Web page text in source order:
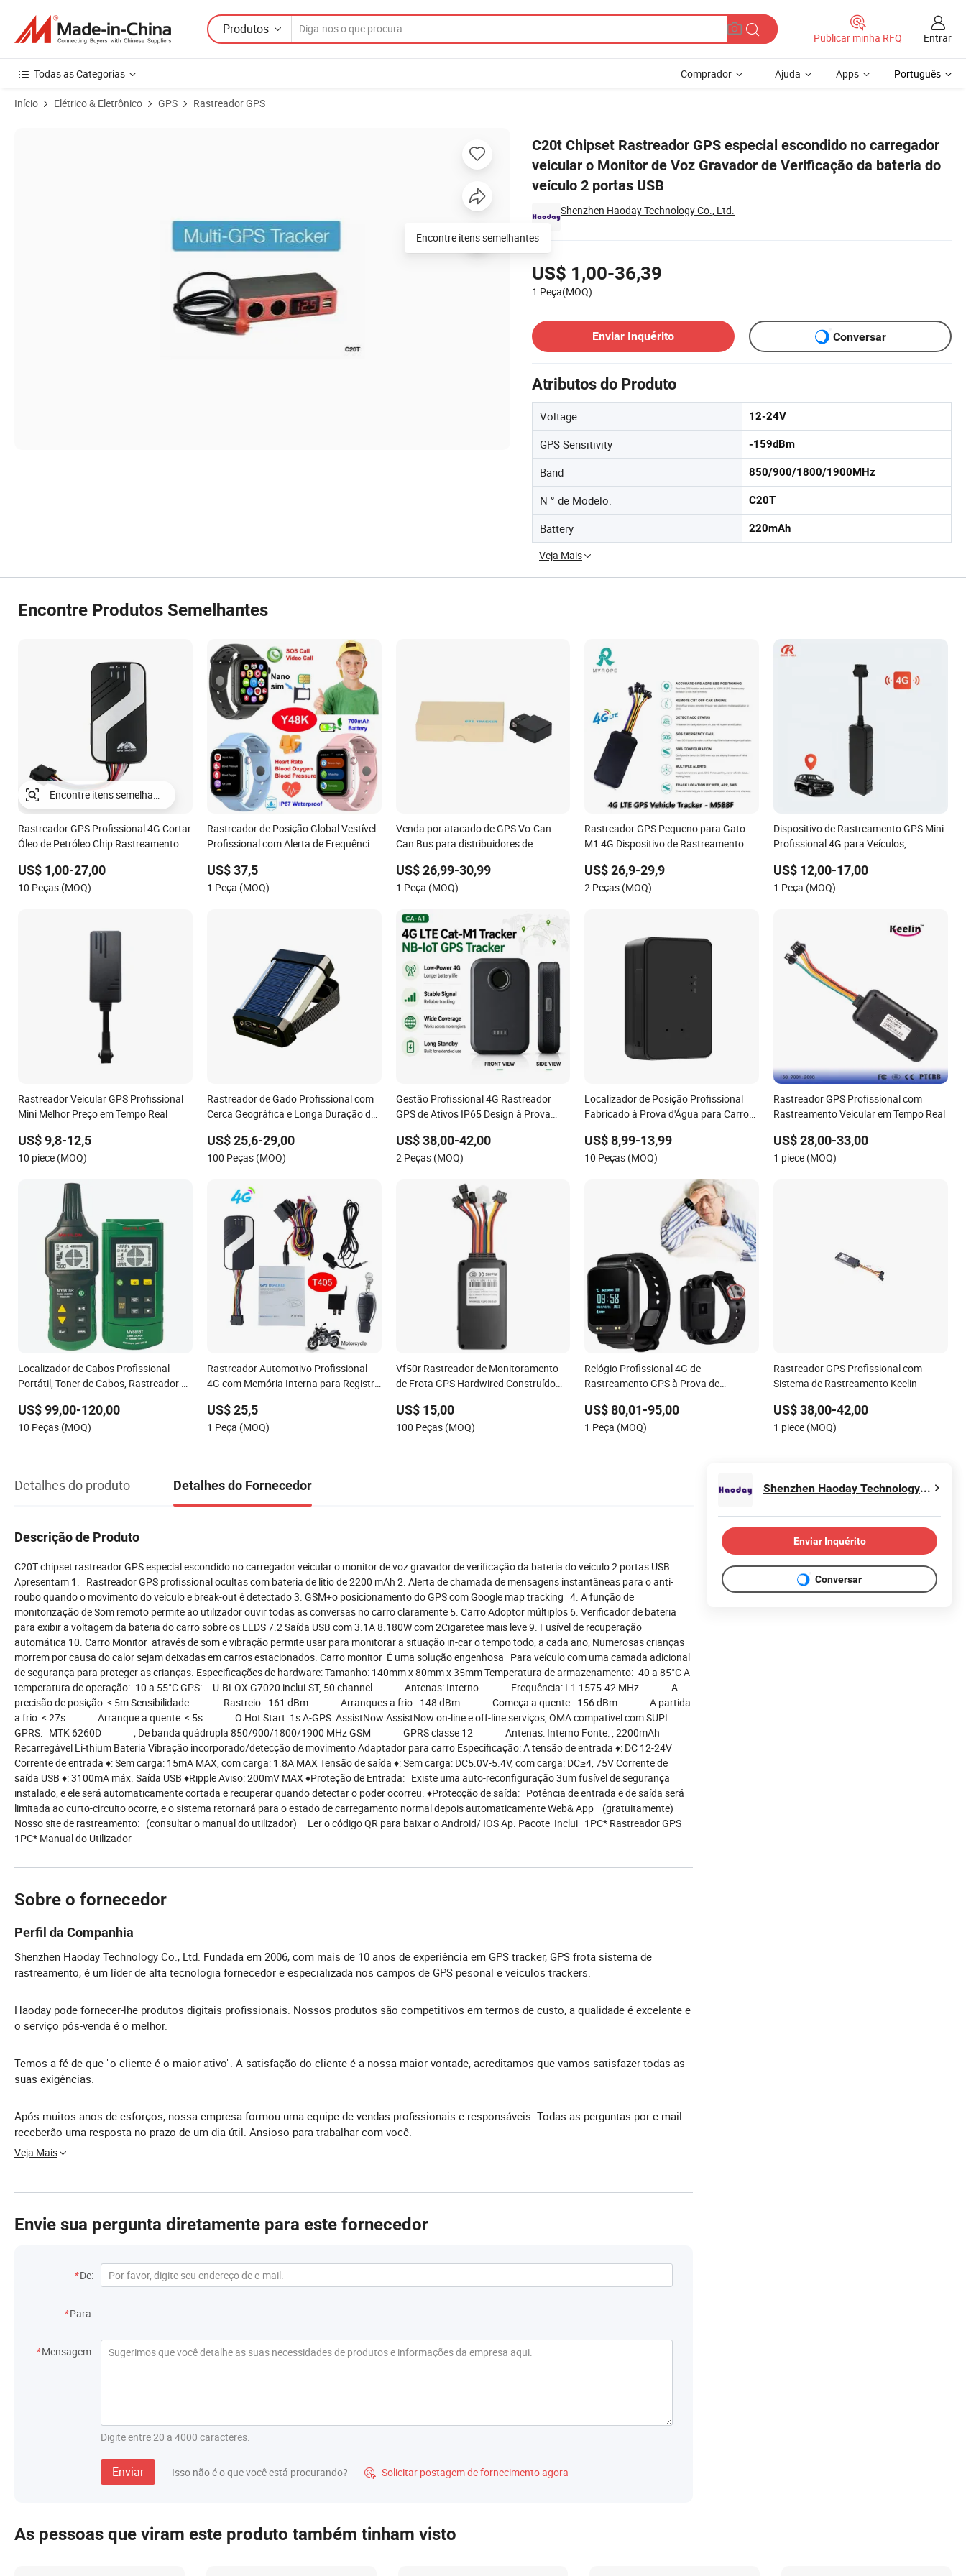
Produtos
Publicar minha RFQ Entrar
Todas as Categorias Comprador Ajuda Apps Português
Início Elétrico & Eletrônico GPS Rastreador GPS
C20t Chipset Rastreador GPS especial escondido no carregador
veicular o Monitor de Voz Gravador de Verificação da bateria do
veículo 2 portas USB
Shenzhen Haoday Technology Co., Ltd.
Preços
US$ 1,00-36,39
1 Peça(MOQ)
Enviar Inquérito
Conversar
Atributos do Produto
Voltage 12-24V
GPS Sensitivity -159dBm
Band 850/900/1800/1900MHz
N ° de Modelo. C20T
Battery 220mAh
Veja Mais
Encontre itens semelhantes
Encontre Produtos Semelhantes
Encontre itens semelhantes
Rastreador GPS Profissional 4G Cortar
Óleo de Petróleo Chip Rastreamento
Online à Prova d'Água para Carro 403
US$ 1,00-27,00
10 Peças (MOQ)
Rastreador de Posição Global Vestível
Profissional com Alerta de Frequência
Classe Y48K
US$ 37,5
1 Peça (MOQ)
Venda por atacado de GPS Vo-Can
Can Bus para distribuidores de
automotivo
US$ 26,99-30,99
1 Peça (MOQ)
Rastreador GPS Pequeno para Gato
M1 4G Dispositivo de Rastreamento
Profissional
US$ 26,9-29,9
2 Peças (MOQ)
Dispositivo de Rastreamento GPS Mini
Profissional 4G para Veículos,
Carro, Auto, Moto
US$ 12,00-17,00
1 Peça (MOQ)
Rastreador Veicular GPS Profissional
Mini Melhor Preço em Tempo Real
US$ 9,8-12,5
10 piece (MOQ)
Rastreador de Gado Profissional com
Cerca Geográfica e Longa Duração da
US$ 25,6-29,00
100 Peças (MOQ)
Gestão Profissional 4G Rastreador
GPS de Ativos IP65 Design à Prova
US$ 38,00-42,00
2 Peças (MOQ)
Localizador de Posição Profissional
Fabricado à Prova d'Água para Carro
Rastreamento GPS Sem Fio
Rastreador GPS Portátil D613
US$ 8,99-13,99
10 Peças (MOQ)
Rastreador GPS Profissional com
Rastreamento Veicular em Tempo Real
US$ 28,00-33,00
1 piece (MOQ)
Localizador de Cabos Profissional
Portátil, Toner de Cabos, Rastreador de
Detector de Tubos Subterrâneos
Ms6818
US$ 99,00-120,00
10 Peças (MOQ)
Rastreador Automotivo Profissional
4G com Memória Interna para Registro
T405
US$ 25,5
1 Peça (MOQ)
Vf50r Rastreador de Monitoramento
de Frota GPS Hardwired Construído
Rastreador GPS Profissional para
Todos os Tipos de Serviços de Campo
US$ 15,00
100 Peças (MOQ)
Relógio Profissional 4G de
Rastreamento GPS à Prova de
US$ 80,01-95,00
1 Peça (MOQ)
Rastreador GPS Profissional com
Sistema de Rastreamento Keelin
US$ 38,00-42,00
1 piece (MOQ)
Detalhes do produto Detalhes do Fornecedor
Descrição de Produto
C20T chipset rastreador GPS especial escondido no carregador veicular o monitor de voz gravador de verificação da bateria do veículo 2 portas USB
Apresentam 1. Rastreador GPS profissional ocultas com bateria de lítio de 2200 mAh 2. Alerta de chamada de mensagens instantâneas para o anti-
roubo quando o movimento do veículo e break-out é detectado 3. GSM+o posicionamento do GPS com Google map tracking 4. A função de
monitorização de Som remoto permite ao utilizador ouvir todas as conversas no carro claramente 5. Carro Adoptor múltiplos 6. Verificador de bateria
para exibir a voltagem da bateria do carro sobre os LEDS 7.2 Saída USB com 3.1A 8.180W com 2Cigaretee mais leve 9. Fusível de recuperação
automática 10. Carro Monitor através de som e vibração permite usar para monitorar a situação in-car o tempo todo, a cada ano, Numerosas crianças
morrem por causa do calor sejam deixadas em carros estacionados. Carro monitor É uma solução engenhosa Para veículo com uma camada adicional
de segurança para proteger as crianças. Especificações de hardware: Tamanho: 140mm x 80mm x 35mm Temperatura de armazenamento: -40 a 85°C A
temperatura de operação: -10 a 55°C GPS: U-BLOX G7020 inclui-ST, 50 channel Antenas: Interno Frequência: L1 1575.42 MHz A
precisão de posição: < 5m Sensibilidade: Rastreio: -161 dBm Arranques a frio: -148 dBm Começa a quente: -156 dBm A partida
a frio: < 27s Arranque a quente: < 5s O Hot Start: 1s A-GPS: AssistNow AssistNow on-line e off-line serviços, OMA compatível com SUPL
GPRS: MTK 6260D ; De banda quádrupla 850/900/1800/1900 MHz GSM GPRS classe 12 Antenas: Interno Fonte: , 2200mAh
Recarregável Li-thium Bateria Vibração incorporado/detecção de movimento Adaptador para carro Especificação: A tensão de entrada ♦: DC 12-24V
Corrente de entrada ♦: Sem carga: 15mA MAX, com carga: 1.8A MAX Tensão de saída ♦: Sem carga: DC5.0V-5.4V, com carga: DC≥4, 75V Corrente de
saída USB ♦: 3100mA máx. Saída USB ♦Ripple Aviso: 200mV MAX ♦Proteção de Entrada: Existe uma auto-reconfiguração 3um fusível de segurança
instalado, e ele será automaticamente cortada e recuperar quando detectar o poder ocorreu. ♦Protecção de saída: Potência de entrada e de saída será
limitada ao curto-circuito ocorre, e o sistema retornará para o estado de carregamento normal depois automaticamente Web& App (gratuitamente)
Nosso site de rastreamento: (consultar o manual do utilizador) Ler o código QR para baixar o Android/ IOS Ap. Pacote Inclui 1PC* Rastreador GPS
1PC* Manual do Utilizador
Sobre o fornecedor
Perfil da Companhia
Shenzhen Haoday Technology Co., Ltd. Fundada em 2006, com mais de 10 anos de experiência em GPS tracker, GPS frota sistema de
rastreamento, é um líder de alta tecnologia fornecedor e especializada nos campos de GPS pesonal e veículos trackers.
Haoday pode fornecer-lhe produtos digitais profissionais. Nossos produtos são competitivos em termos de custo, a qualidade é excelente e
o serviço pós-venda é o melhor.
Temos a fé de que "o cliente é o maior ativo". A satisfação do cliente é a nossa maior vontade, acreditamos que vamos satisfazer todas as
suas exigências.
Após muitos anos de esforços, nossa empresa formou uma equipe de vendas profissionais e responsáveis. Todas as perguntas por e-mail
receberão uma resposta no prazo de um dia útil. Ansioso para trabalhar com você.
Veja Mais
Envie sua pergunta diretamente para este fornecedor
Informações de contato
* De:
Destinatário
* Para:
Mensagem
* Mensagem:
Digite entre 20 a 4000 caracteres.
Enviar Isso não é o que você está procurando?  Solicitar postagem de fornecimento agora
Shenzhen Haoday Technology Co., Ltd.
Enviar Inquérito
Conversar
As pessoas que viram este produto também tinham visto